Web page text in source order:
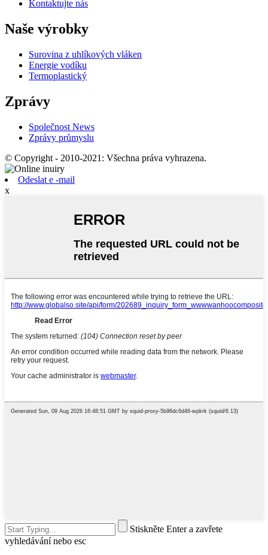
Kontaktujte nás
Naše výrobky
Surovina z uhlíkových vláken
Energie vodíku
Termoplastický
Zprávy
Společnost News
Zprávy průmyslu
© Copyright - 2010-2021: Všechna práva vyhrazena.
Odeslat e -mail
x
Stiskněte Enter a zavřete
vyhledávání nebo esc